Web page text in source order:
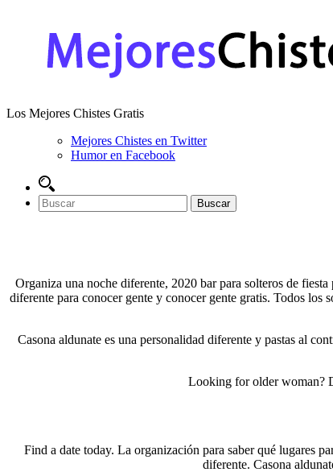
Los Mejores Chistes Gratis
Mejores Chistes en Twitter
Humor en Facebook
Organiza una noche diferente, 2020 bar para solteros de
diferente para conocer gente y conocer gente gratis. Todos
Casona aldunate es una personalidad diferente y pastas al
Looking for older woman?
Find a date today. La organización para saber qué lugares
diferente. Casona